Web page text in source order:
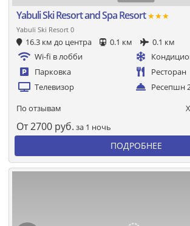
Yabuli Ski Resort and Spa Resort★★★
Yabuli Ski Resort 0
16.3 км до центра 0.1 км
0.1 км
Wi-fi в лобби
Парковка
Ресторан
Телевизор
Ресепшн
По отзывам
От2700 руб. за 1 ночь
ПОДРОБНЕЕ